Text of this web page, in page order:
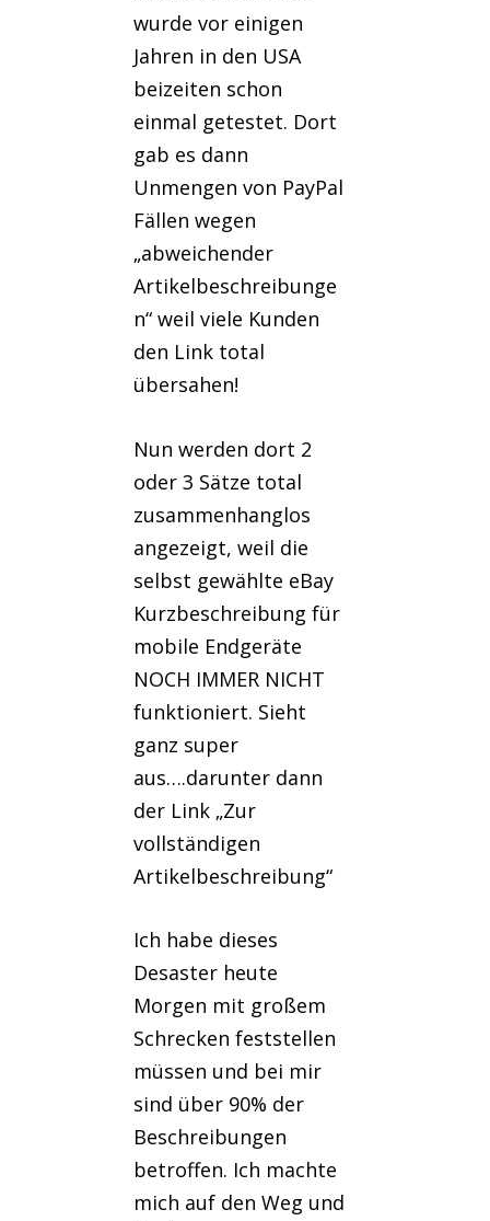
wurde vor einigen
Jahren in den USA
beizeiten schon
einmal getestet. Dort
gab es dann
Unmengen von PayPal
Fällen wegen
„abweichender
Artikelbeschreibunge
n“ weil viele Kunden
den Link total
übersahen!
Nun werden dort 2
oder 3 Sätze total
zusammenhanglos
angezeigt, weil die
selbst gewählte eBay
Kurzbeschreibung für
mobile Endgeräte
NOCH IMMER NICHT
funktioniert. Sieht
ganz super
aus….darunter dann
der Link „Zur
vollständigen
Artikelbeschreibung“
Ich habe dieses
Desaster heute
Morgen mit großem
Schrecken feststellen
müssen und bei mir
sind über 90% der
Beschreibungen
betroffen. Ich machte
mich auf den Weg und